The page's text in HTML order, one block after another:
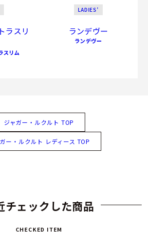
ラスリ
スリム
LADIES'
ランデヴー
ランデヴー
ジャガー・ルクルト TOP
ー・ルクルト レディース TOP
チェックした商品
CHECKED ITEM